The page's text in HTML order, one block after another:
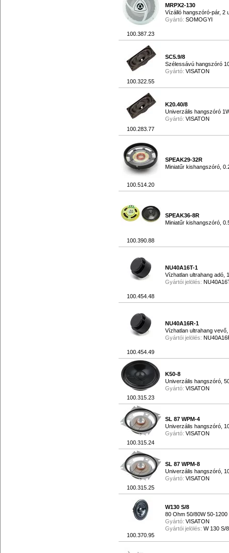
100.387.23
MRPX2-130
Vízálló hangszóró-pár, 2
Gyártó: SOMOGYI
100.322.55
SC5.9/8
Szélessávú hangszóró
Gyártó: VISATON
100.283.77
K20.40/8
Univerzális hangszóró
Gyártó: VISATON
100.514.20
SPEAK29-32R
Miniatűr kishangszóró,
100.390.88
SPEAK36-8R
Miniatűr kishangszóró,
100.454.48
NU40A16T-1
Vízhatlan ultrahang adó,
Gyártói jelölés:
100.454.49
NU40A16R-1
Vízhatlan ultrahang
Gyártói jelölés:
100.315.23
K50-8
Univerzális hangszóró,
Gyártó: VISATON
100.315.24
SL 87 WPM-4
Univerzális hangszóró,
Gyártó: VISATON
100.315.25
SL 87 WPM-8
Univerzális hangszóró,
Gyártó: VISATON
100.370.95
W130 S/8
80 Ohm 50/80W 50-
Gyártó: VISATON
Gyártói jelölés: W 130 S/8